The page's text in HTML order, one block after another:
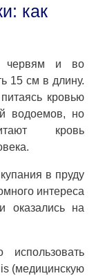
как
червям и во
15 см в длину.
кровью
водоемов, но
кровь
в пруду
интереса
оказались на
(медицинскую